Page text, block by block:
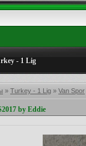
- 1 Lig
» Turkey - 1 Lig » Van Spor
by Eddie